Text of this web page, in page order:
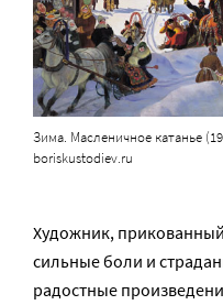
Зима. Масленичное катанье
boriskustodiev.ru
Художник,
сильные боли и
радостные